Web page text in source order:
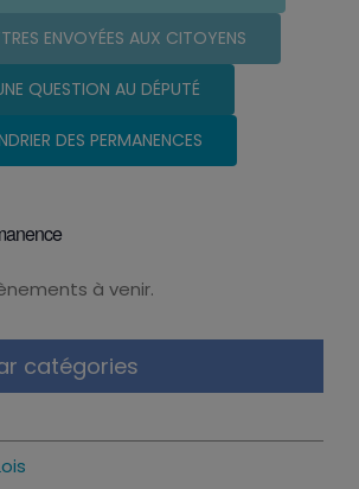
ENVOYÉES AUX CITOYENS
QUESTION AU DÉPUTÉ
DES PERMANENCES
à venir.
catégories